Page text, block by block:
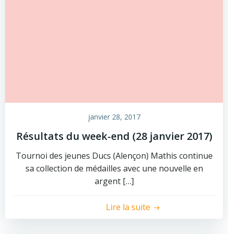
janvier 28, 2017
Résultats du week-end (28 janvier 2017)
Tournoi des jeunes Ducs (Alençon) Mathis continue
sa collection de médailles avec une nouvelle en
argent […]
Lire la suite